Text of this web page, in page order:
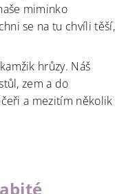
miminko
se na tu chvíli těší,
hrůzy. Náš
zem a do
a mezitím několik